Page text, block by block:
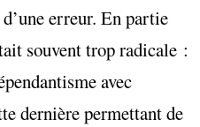
erreur. En partie
souvent trop radicale :
avec
dernière permettant de